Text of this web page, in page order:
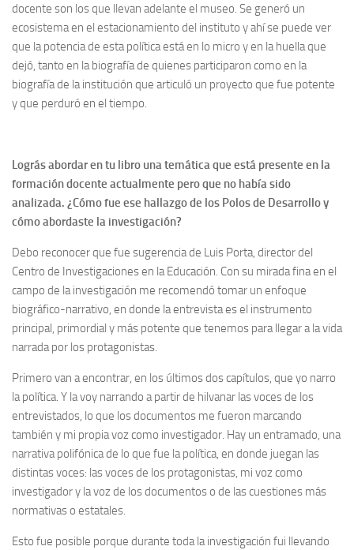
docente son los que llevan adelante el museo. Se generó un
ecosistema en el estacionamiento del instituto y ahí se puede ver
que la potencia de esta política está en lo micro y en la huella que
dejó, tanto en la biografía de quienes participaron como en la
biografía de la institución que articuló un proyecto que fue potente
y que perduró en el tiempo.
Lográs abordar en tu libro una temática que está presente en la
formación docente actualmente pero que no había sido
analizada. ¿Cómo fue ese hallazgo de los Polos de Desarrollo y
cómo abordaste la investigación?
Debo reconocer que fue sugerencia de Luis Porta, director del
Centro de Investigaciones en la Educación. Con su mirada fina en el
campo de la investigación me recomendó tomar un enfoque
biográfico-narrativo, en donde la entrevista es el instrumento
principal, primordial y más potente que tenemos para llegar a la vida
narrada por los protagonistas.
Primero van a encontrar, en los últimos dos capítulos, que yo narro
la política. Y la voy narrando a partir de hilvanar las voces de los
entrevistados, lo que los documentos me fueron marcando
también y mi propia voz como investigador. Hay un entramado, una
narrativa polifónica de lo que fue la política, en donde juegan las
distintas voces: las voces de los protagonistas, mi voz como
investigador y la voz de los documentos o de las cuestiones más
normativas o estatales.
Esto fue posible porque durante toda la investigación fui llevando